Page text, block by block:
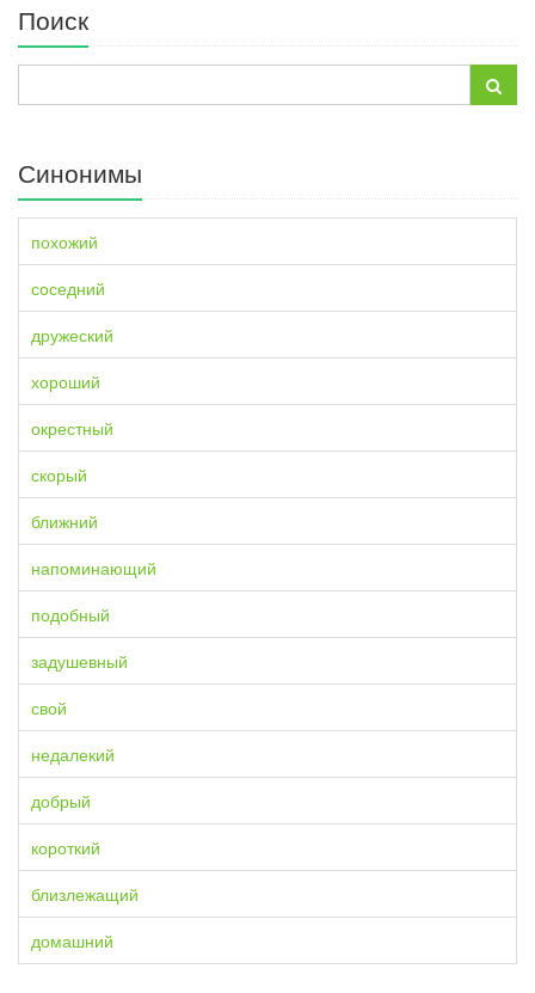
Поиск
Синонимы
похожий
соседний
дружеский
хороший
окрестный
скорый
ближний
напоминающий
подобный
задушевный
свой
недалекий
добрый
короткий
близлежащий
домашний